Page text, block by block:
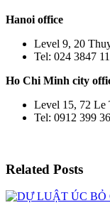
Hanoi office
Level 9, 20
Tel: 024 3847
Ho Chi Minh city
Level 15, 72 Le
Tel: 0912 399
Related Posts